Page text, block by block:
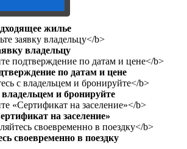
жилье
владельцу
по датам и цене
и бронируйте
на заселение»
своевременно в поездку